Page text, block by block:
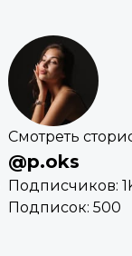
Смотреть
@p.oks
Подписчиков:
Подписок: 500